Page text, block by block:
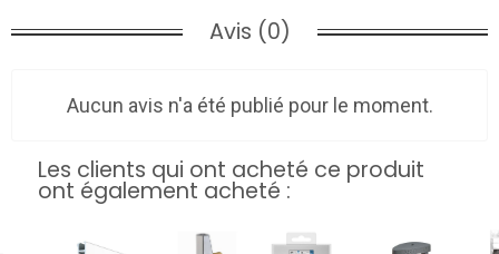
Avis (0)
Aucun avis n'a été publié pour le moment.
Les clients qui ont acheté ce produit
ont également acheté :